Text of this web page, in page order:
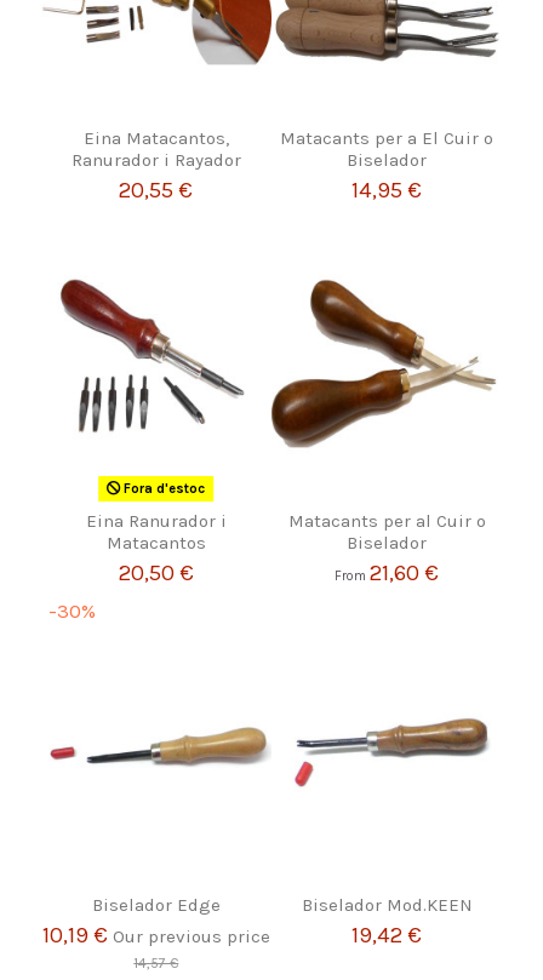
Eina Matacantos,
Ranurador i Rayador
20,55 €
Matacants per a El Cuir o
Biselador
14,95 €
Fora d'estoc
Eina Ranurador i
Matacantos
20,50 €
Matacants per al Cuir o
Biselador
From21,60 €
-30%
Biselador Edge
10,19 € Our previous price
14,57 €
Biselador Mod.KEEN
19,42 €